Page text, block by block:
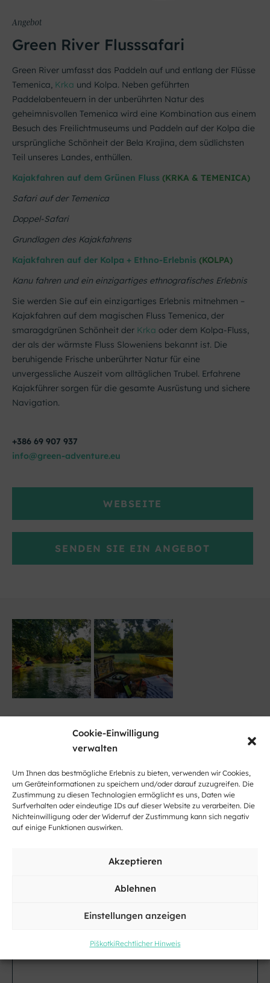
Cookie-Einwilligung
verwalten
Um Ihnen das bestmögliche Erlebnis zu bieten, verwenden wir Cookies,
um Geräteinformationen zu speichern und/oder darauf zuzugreifen. Die
Zustimmung zu diesen Technologien ermöglicht es uns, Daten wie
Surfverhalten oder eindeutige IDs auf dieser Website zu verarbeiten. Die
Nichteinwilligung oder der Widerruf der Zustimmung kann sich negativ
auf einige Funktionen auswirken.
Akzeptieren
Ablehnen
Einstellungen anzeigen
PiškotkiRechtlicher Hinweis
Angebot
Green River Flusssafari
Green River umfasst das Paddeln auf und entlang der Flüsse
Temenica, Krka und Kolpa. Neben geführten
Paddelabenteuern in der unberührten Natur des
geheimnisvollen Temenica wird eine Kombination aus einem
Besuch des Freilichtmuseums und Paddeln auf der Kolpa die
ursprüngliche Schönheit der Bela Krajina, dem südlichsten
Teil unseres Landes, enthüllen.
Kajakfahren auf dem Grünen Fluss (KRKA & TEMENICA)
Safari auf der Temenica
Doppel-Safari
Grundlagen des Kajakfahrens
Kajakfahren auf der Kolpa + Ethno-Erlebnis (KOLPA)
Kanu fahren und ein einzigartiges ethnografisches Erlebnis
Sie werden Sie auf ein einzigartiges Erlebnis mitnehmen –
Kajakfahren auf dem magischen Fluss Temenica, der
smaragdgrünen Schönheit der Krka oder dem Kolpa-Fluss,
der als der wärmste Fluss Sloweniens bekannt ist. Die
beruhigende Frische unberührter Natur für eine
unvergessliche Auszeit vom alltäglichen Trubel. Erfahrene
Kajakführer sorgen für die gesamte Ausrüstung und sichere
Navigation.
+386 69 907 937
info@green-adventure.eu
WEBSEITE
SENDEN SIE EIN ANGEBOT
Name
und
Nachname
Adresse
*